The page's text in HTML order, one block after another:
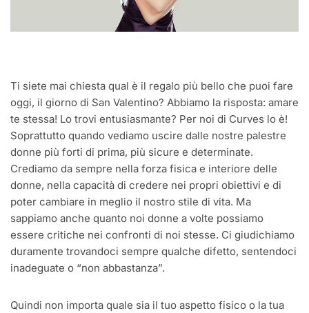
Ti siete mai chiesta qual è il regalo più bello che puoi fare
oggi, il giorno di San Valentino? Abbiamo la risposta: amare
te stessa! Lo trovi entusiasmante? Per noi di Curves lo è!
Soprattutto quando vediamo uscire dalle nostre palestre
donne più forti di prima, più sicure e determinate.
Crediamo da sempre nella forza fisica e interiore delle
donne, nella capacità di credere nei propri obiettivi e di
poter cambiare in meglio il nostro stile di vita. Ma
sappiamo anche quanto noi donne a volte possiamo
essere critiche nei confronti di noi stesse. Ci giudichiamo
duramente trovandoci sempre qualche difetto, sentendoci
inadeguate o “non abbastanza”.
Quindi non importa quale sia il tuo aspetto fisico o la tua